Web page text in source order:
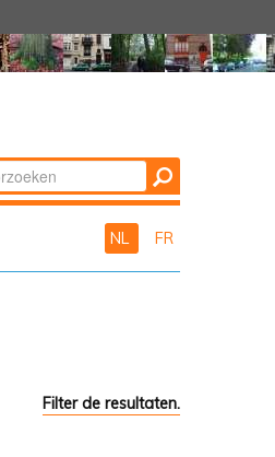
NL FR
Filter de resultaten.